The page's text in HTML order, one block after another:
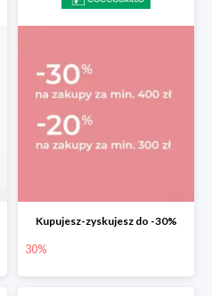
Kupujesz-zyskujesz do -30%
30%